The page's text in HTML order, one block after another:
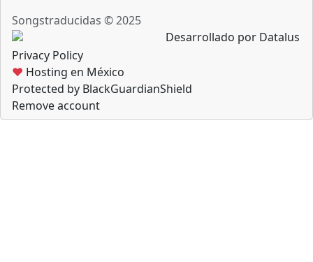
Songstraducidas © 2025
Desarrollado por Datalus
Privacy Policy
♥ Hosting en México
Protected by BlackGuardianShield
Remove account